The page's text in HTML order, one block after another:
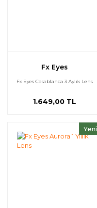
Fx Eyes
Fx Eyes Casablanca 3 Aylık Lens
1.649,00 TL
Yeni